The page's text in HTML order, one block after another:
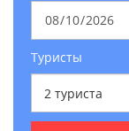
Туристы
2 туриста